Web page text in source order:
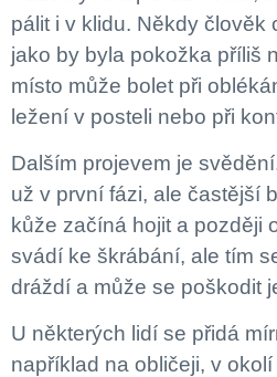
pálit i v klidu. Někdy člověk
jako by byla pokožka příliš
místo může bolet při
ležení v posteli nebo při
Dalším projevem je
už v první fázi, ale častější
kůže začíná hojit a později
svádí ke škrábání, ale tím
dráždí a může se poškodit
U některých lidí se přidá
například na obličeji, v